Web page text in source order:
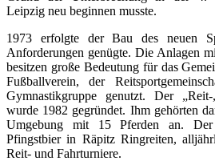
Leipzig neu beginnen musste.
1973 erfolgte der Bau des neuen
Anforderungen genügte. Die Anlagen
besitzen große Bedeutung für das
Fußballverein, der
Gymnastikgruppe genutzt. Der
wurde 1982 gegründet. Ihm gehörten
Umgebung mit 15 Pferden an. Der
Pfingstbier in Räpitz Ringreiten,
Reit- und Fahrturniere.